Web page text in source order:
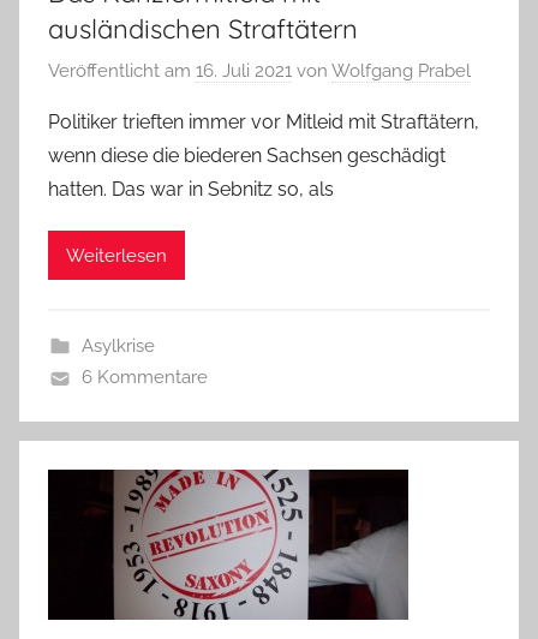
ausländischen Straftätern
Veröffentlicht am 16. Juli 2021 von Wolfgang Prabel
Politiker trieften immer vor Mitleid mit Straftätern,
wenn diese die biederen Sachsen geschädigt
hatten. Das war in Sebnitz so, als
Weiterlesen
Asylkrise
6 Kommentare